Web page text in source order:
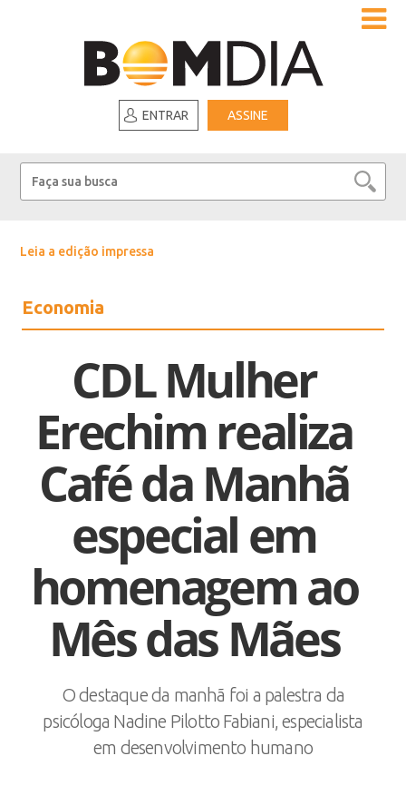
ENTRAR ASSINE
Leia a edição impressa
Economia
CDL Mulher
Erechim realiza
Café da Manhã
especial em
homenagem ao
Mês das Mães
O destaque da manhã foi a palestra da
psicóloga Nadine Pilotto Fabiani, especialista
em desenvolvimento humano